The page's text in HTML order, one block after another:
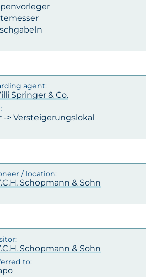
Springer & Co.
-> Versteigerungslokal
Schopmann & Sohn
Schopmann & Sohn